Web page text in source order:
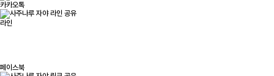
카카오톡
라인
페이스북